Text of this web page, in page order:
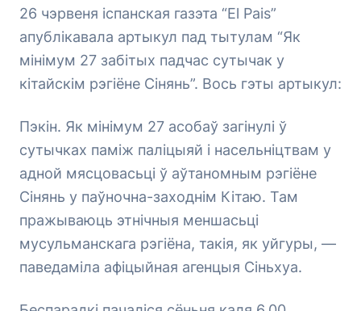
26 чэрвеня іспанская газэта “El Pais”
апублікавала артыкул пад тытулам “Як
мінімум 27 забітых падчас сутычак у
кітайскім рэгіёне Сінянь”. Вось гэты артыкул:
Пэкін. Як мінімум 27 асобаў загінулі ў
сутычках паміж паліцыяй і насельніцтвам у
адной мясцовасьці ў аўтаномным рэгіёне
Сінянь у паўночна-заходнім Кітаю. Там
пражываюць этнічныя меншасьці
мусульманскага рэгіёна, такія, як уйгуры, —
паведаміла афіцыйная агенцыя Сіньхуа.